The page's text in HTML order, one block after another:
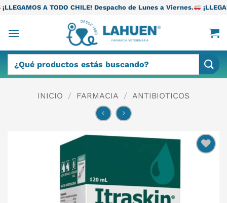
Saltar
contenido
CHILE! Despacho de Lunes a Viernes. ¡LLEGAMOS A TODO
por:
INICIO / FARMACIA / ANTIBIOTICOS